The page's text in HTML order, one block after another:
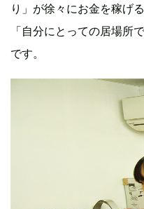
り」が徐々にお金を稼げ
「自分にとっての居場所
です。